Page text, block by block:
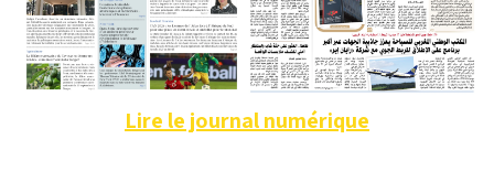
Lire le journal numérique